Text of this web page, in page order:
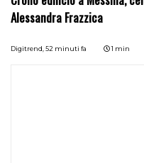
Alessandra Frazzica
Digitrend,52 minuti fa 1 min